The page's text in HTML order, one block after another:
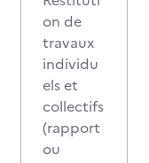
on de
travaux
individu
els et
collectifs
(rapport
ou